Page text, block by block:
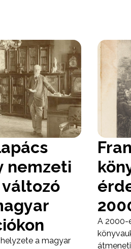
nemzeti
a magyar
A 2000-